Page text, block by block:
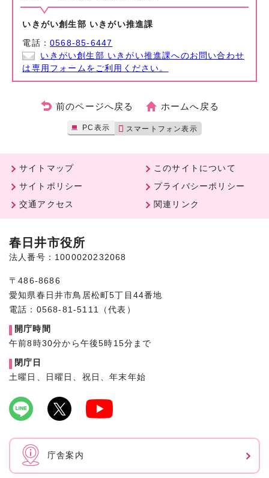
いきがい創生部 いきがい推進課
電話：0568-85-6447
いきがい創生部 いきがい推進課へのお問い合わせ
は専用フォームをご利用ください。
前のページへ戻る ホームへ戻る
PC表示 スマートフォン表示
サイトマップ
このサイトについて
サイトポリシー
プライバシーポリシー
交通アクセス
関連リンク
春日井市役所
法人番号：1000020232068
〒486-8686
愛知県春日井市鳥居松町5丁目44番地
電話：0568-81-5111（代表）
開庁時間
午前8時30分から午後5時15分まで
閉庁日
土曜日、日曜日、祝日、年末年始
庁舎案内